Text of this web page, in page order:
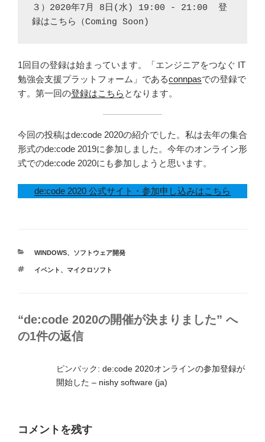
３）2020年7月 8日(水) 19:00 - 21:00  登
録はこちら（Coming Soon)
1回目の登録は始まっています。「エンジニアをつなぐ IT
勉強会支援プラットフォーム」であるconnpasでの登録で
す。第一回の登録はこちら となります。
今回の投稿はde:code 2020の紹介でした。私は去年の集合
形式のde:code 2019に参加しました。今年のオンライン形
式でのde:code 2020にも参加しようと思います。
de:code 2020 公式サイト・参加申し込みはこちら
カ
ゴ
WINDOWS、 ソフトウェア開発
タ
イベント 、 マイクロソフト
“de:code 2020の開催が決まりました” へ
の1件の返信
ピンバック: de:code 2020オンラインの参加登録が
開始した – nishy software (ja)
コメントを残す